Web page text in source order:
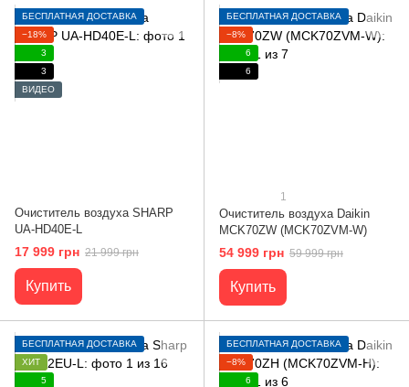
БЕСПЛАТНАЯ ДОСТАВКА
−18%
3
3
ВИДЕО
Очиститель воздуха SHARP
UA-HD40E-L
17 999 грн 21 999 грн
Купить
БЕСПЛАТНАЯ ДОСТАВКА
−8%
6
6
1
Очиститель воздуха Daikin
MCK70ZW (MCK70ZVM-W)
54 999 грн 59 999 грн
Купить
БЕСПЛАТНАЯ ДОСТАВКА
ХИТ
5
БЕСПЛАТНАЯ ДОСТАВКА
−8%
6